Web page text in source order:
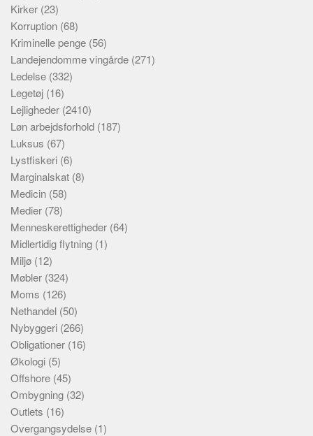
Kirker (23)
Korruption (68)
Kriminelle penge (56)
Landejendomme vingårde (271)
Ledelse (332)
Legetøj (16)
Lejligheder (2410)
Løn arbejdsforhold (187)
Luksus (67)
Lystfiskeri (6)
Marginalskat (8)
Medicin (58)
Medier (78)
Menneskerettigheder (64)
Midlertidig flytning (1)
Miljø (12)
Møbler (324)
Moms (126)
Nethandel (50)
Nybyggeri (266)
Obligationer (16)
Økologi (5)
Offshore (45)
Ombygning (32)
Outlets (16)
Overgangsydelse (1)